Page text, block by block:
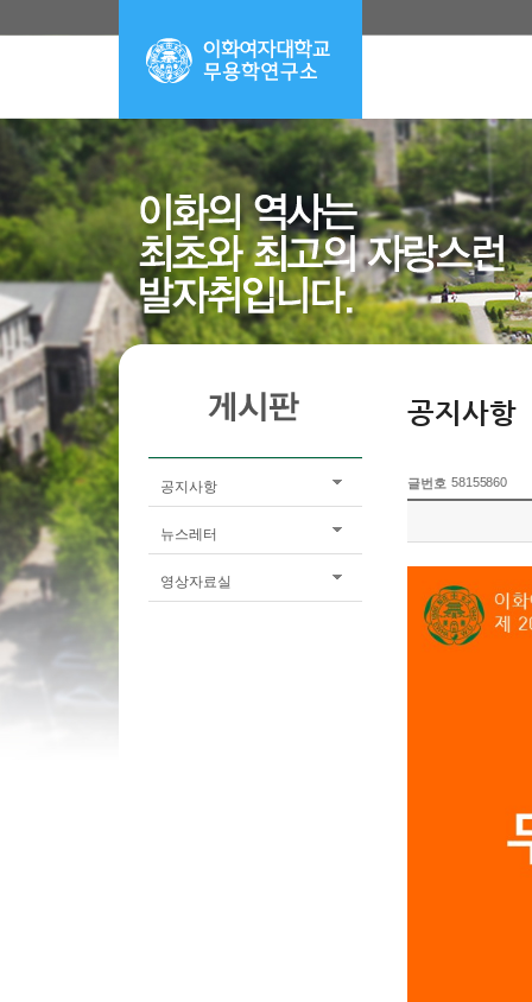
공지사항
뉴스레터
영상자료실
글번호 58155860
공지사항